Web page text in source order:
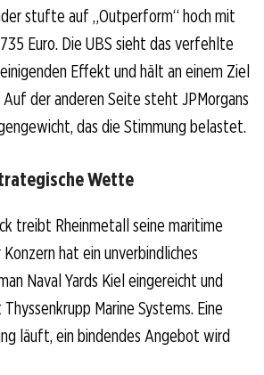
stufte auf „Outperform“ hoch mit
Euro. Die UBS sieht das verfehlte
Effekt und hält an einem Ziel
der anderen Seite steht JPMorgans
das die Stimmung belastet.
Wette
treibt Rheinmetall seine maritime
hat ein unverbindliches
Naval Yards Kiel eingereicht und
Marine Systems. Eine
läuft, ein bindendes Angebot wird